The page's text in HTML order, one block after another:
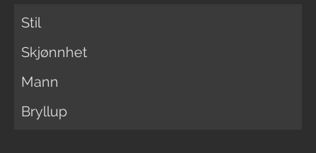
Stil
Skjønnhet
Mann
Bryllup